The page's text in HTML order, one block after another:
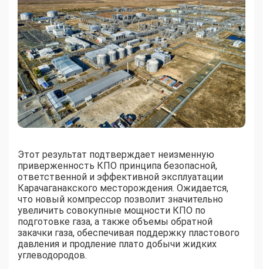
Этот результат подтверждает неизменную
приверженность КПО принципа безопасной,
ответственной и эффективной эксплуатации
Карачаганакского месторождения. Ожидается,
что новый компрессор позволит значительно
увеличить совокупные мощности КПО по
подготовке газа, а также объемы обратной
закачки газа, обеспечивая поддержку пластового
давления и продление плато добычи жидких
углеводородов.